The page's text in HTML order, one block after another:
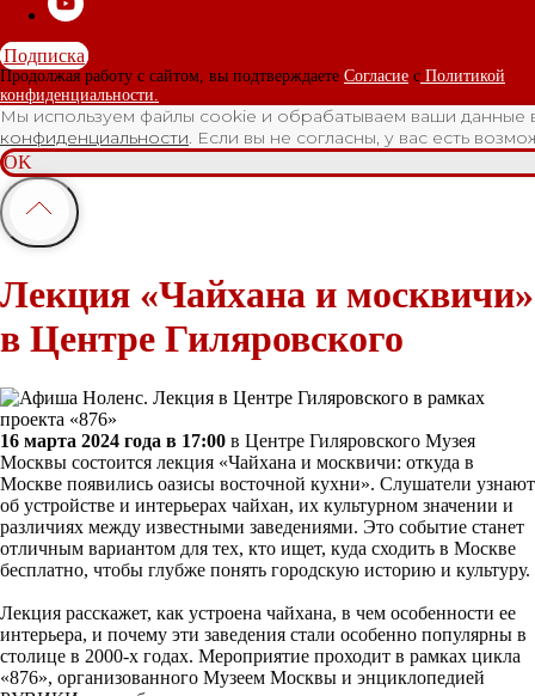
Подписка
Продолжая работу с сайтом, вы подтверждаете Согласие с Политикой
конфиденциальности.
Мы используем файлы cookie и обрабатываем ваши данные
конфиденциальности. Если вы не согласны, у вас есть
OK
Лекция «Чайхана и москвичи»
в Центре Гиляровского
16 марта 2024 года в 17:00 в Центре Гиляровского Музея
Москвы состоится лекция «Чайхана и москвичи: откуда в
Москве появились оазисы восточной кухни». Слушатели узнают
об устройстве и интерьерах чайхан, их культурном значении и
различиях между известными заведениями. Это событие станет
отличным вариантом для тех, кто ищет, куда сходить в Москве
бесплатно, чтобы глубже понять городскую историю и культуру.
Лекция расскажет, как устроена чайхана, в чем особенности ее
интерьера, и почему эти заведения стали особенно популярны в
столице в 2000-х годах. Мероприятие проходит в рамках цикла
«876», организованного Музеем Москвы и энциклопедией